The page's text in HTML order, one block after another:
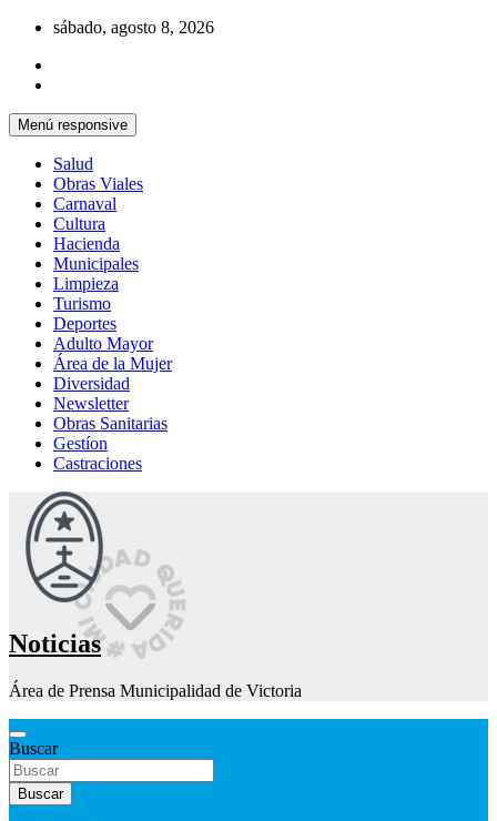
Saltar
contenido
sábado, agosto 8, 2026
Menú responsive
Salud
Obras Viales
Carnaval
Cultura
Hacienda
Municipales
Limpieza
Turismo
Deportes
Adulto Mayor
Área de la Mujer
Diversidad
Newsletter
Obras Sanitarias
Gestíon
Castraciones
Noticias
Área de Prensa Municipalidad de Victoria
Buscar
Buscar